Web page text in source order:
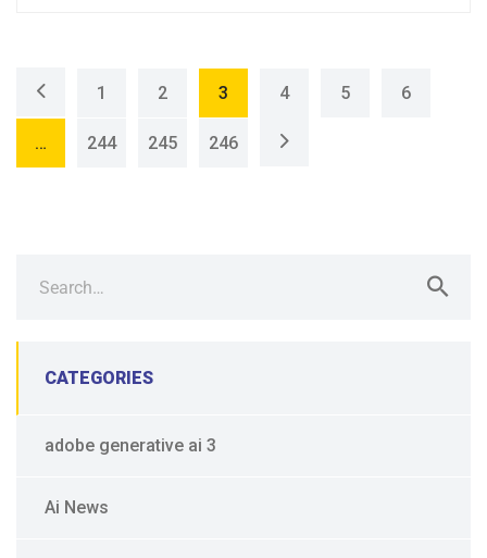
1 2 3 4 5 6
… 244 245 246
for:
CATEGORIES
adobe generative ai 3
Ai News